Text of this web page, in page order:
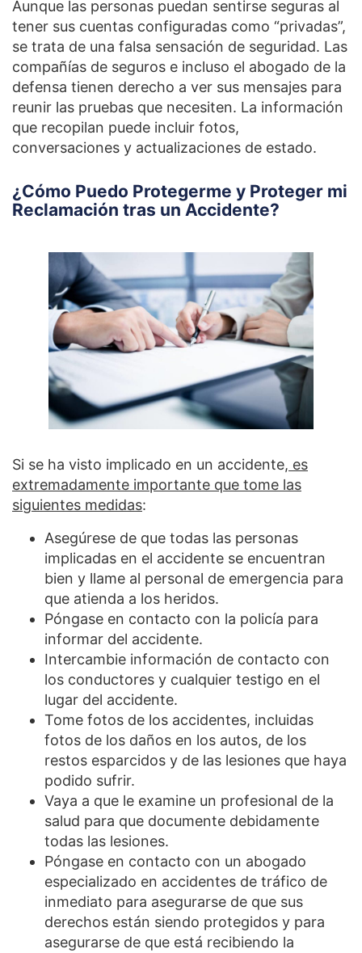
Aunque las personas puedan sentirse seguras al
tener sus cuentas configuradas como “privadas”,
se trata de una falsa sensación de seguridad. Las
compañías de seguros e incluso el abogado de la
defensa tienen derecho a ver sus mensajes para
reunir las pruebas que necesiten. La información
que recopilan puede incluir fotos,
conversaciones y actualizaciones de estado.
¿Cómo Puedo Protegerme y Proteger mi
Reclamación tras un Accidente?
Si se ha visto implicado en un accidente, es
extremadamente importante que tome las
siguientes medidas:
Asegúrese de que todas las personas
implicadas en el accidente se encuentran
bien y llame al personal de emergencia para
que atienda a los heridos.
Póngase en contacto con la policía para
informar del accidente.
Intercambie información de contacto con
los conductores y cualquier testigo en el
lugar del accidente.
Tome fotos de los accidentes, incluidas
fotos de los daños en los autos, de los
restos esparcidos y de las lesiones que haya
podido sufrir.
Vaya a que le examine un profesional de la
salud para que documente debidamente
todas las lesiones.
Póngase en contacto con un abogado
especializado en accidentes de tráfico de
inmediato para asegurarse de que sus
derechos están siendo protegidos y para
asegurarse de que está recibiendo la